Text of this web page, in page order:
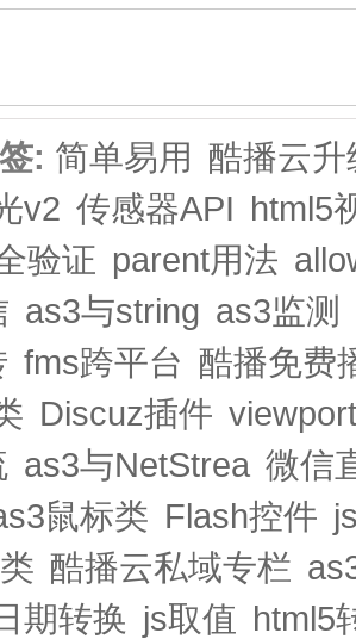
: 简单易用 酷播云升
v2 传感器API html5
验证 parent用法
as3与string as3监测
fms跨平台 酷播免费
Discuz插件
as3与NetStrea 微信
鼠标类 Flash控件
酷播云私域专栏
期转换 js取值 html5